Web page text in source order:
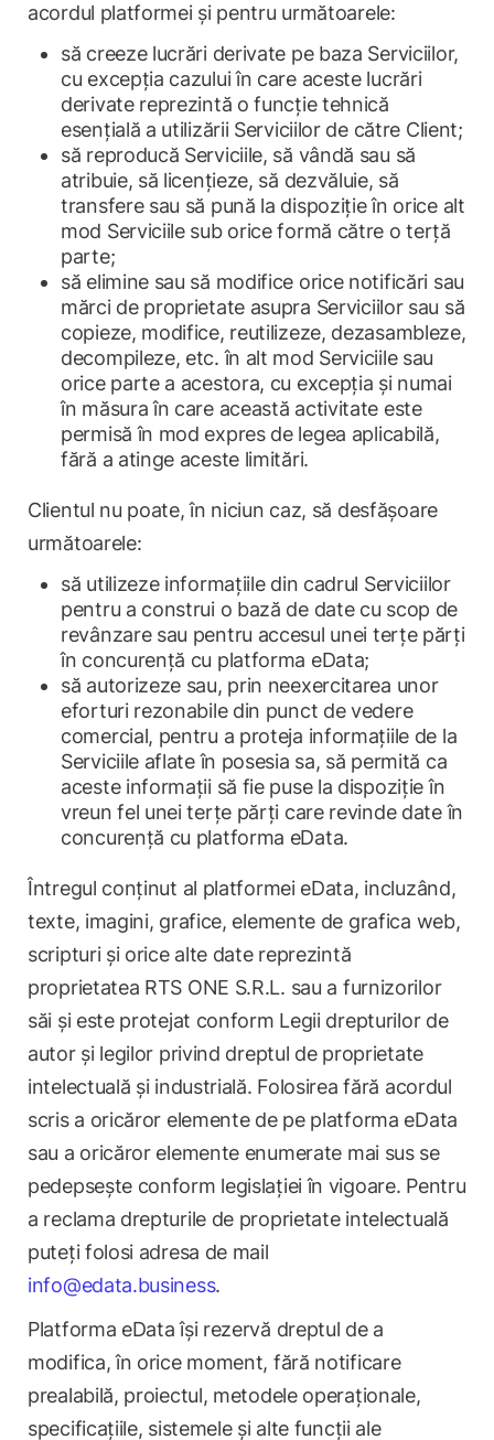
acordul platformei și pentru următoarele:
să creeze lucrări derivate pe baza Serviciilor,
cu excepția cazului în care aceste lucrări
derivate reprezintă o funcție tehnică
esențială a utilizării Serviciilor de către Client;
să reproducă Serviciile, să vândă sau să
atribuie, să licențieze, să dezvăluie, să
transfere sau să pună la dispoziție în orice alt
mod Serviciile sub orice formă către o terță
parte;
să elimine sau să modifice orice notificări sau
mărci de proprietate asupra Serviciilor sau să
copieze, modifice, reutilizeze, dezasambleze,
decompileze, etc. în alt mod Serviciile sau
orice parte a acestora, cu excepția și numai
în măsura în care această activitate este
permisă în mod expres de legea aplicabilă,
fără a atinge aceste limitări.
Clientul nu poate, în niciun caz, să desfășoare
următoarele:
să utilizeze informațiile din cadrul Serviciilor
pentru a construi o bază de date cu scop de
revânzare sau pentru accesul unei terțe părți
în concurență cu platforma eData;
să autorizeze sau, prin neexercitarea unor
eforturi rezonabile din punct de vedere
comercial, pentru a proteja informațiile de la
Serviciile aflate în posesia sa, să permită ca
aceste informații să fie puse la dispoziție în
vreun fel unei terțe părți care revinde date în
concurență cu platforma eData.
Întregul conținut al platformei eData, incluzând,
texte, imagini, grafice, elemente de grafica web,
scripturi și orice alte date reprezintă
proprietatea RTS ONE S.R.L. sau a furnizorilor
săi și este protejat conform Legii drepturilor de
autor și legilor privind dreptul de proprietate
intelectuală și industrială. Folosirea fără acordul
scris a oricăror elemente de pe platforma eData
sau a oricăror elemente enumerate mai sus se
pedepsește conform legislației în vigoare. Pentru
a reclama drepturile de proprietate intelectuală
puteți folosi adresa de mail
info@edata.business.
Platforma eData își rezervă dreptul de a
modifica, în orice moment, fără notificare
prealabilă, proiectul, metodele operaționale,
specificațiile, sistemele și alte funcții ale